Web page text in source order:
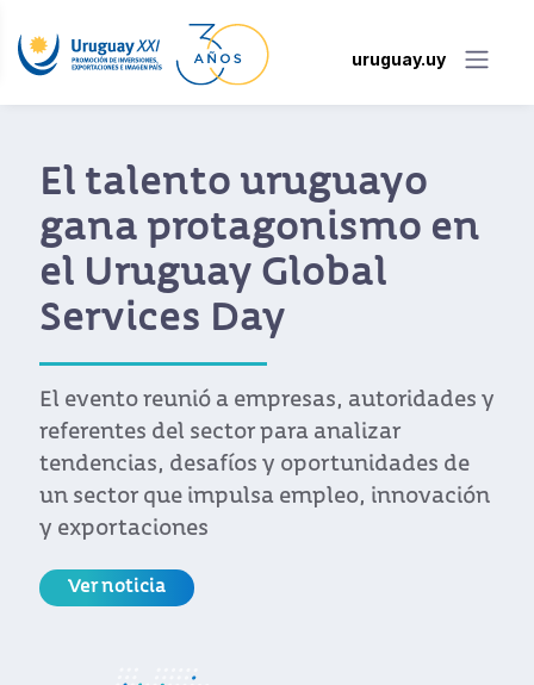
uruguay.uy
Uruguay XXI presente
en Intermodal, el
mayor evento de
logística del
continente
Uruguay XXI acompañó al Instituto
Nacional de Logística (INALOG), gremiales
sectoriales y 30 empresas uruguayas en la
feria Intermodal, el mayor evento del
continente para los sectores de logística,
transporte de cargas y comercio exterior.
en San Pablo, Brasil.